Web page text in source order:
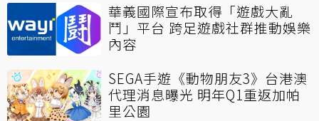
華義國際宣布取得「遊戲大亂
鬥」平台 跨足遊戲社群推動娛樂
內容
SEGA手遊《動物朋友3》台港澳
代理消息曝光 明年Q1重返加帕
里公園